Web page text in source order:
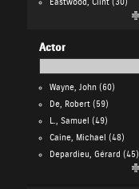
Actor
Wayne, John(60)
De, Robert(59)
L., Samuel (49)
Caine, Michael (48)
Depardieu, Gérard (45)